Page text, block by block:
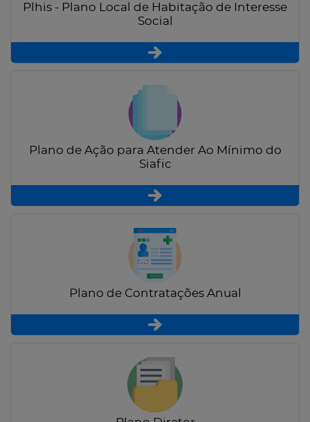
Plhis - Plano Local de Habitação de Interesse
Social
Plano de Ação para Atender Ao Mínimo do
Siafic
Plano de Contratações Anual